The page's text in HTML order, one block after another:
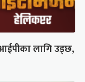
लागि उड्छ,